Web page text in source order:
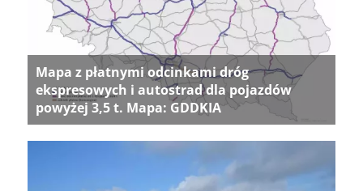
Mapa z płatnymi odcinkami dróg
ekspresowych i autostrad dla pojazdów
powyżej 3,5 t. Mapa: GDDKIA